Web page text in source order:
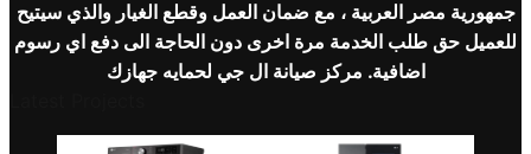
جمهورية مصر العربية ، مع ضمان العمل وقطع الغيار والذي سيتيح
للعميل حق طلب الخدمة مرة اخرى دون الحاجة الى دفع اي رسوم
اضافية. مركز صيانةال جي لحمايه جهازك